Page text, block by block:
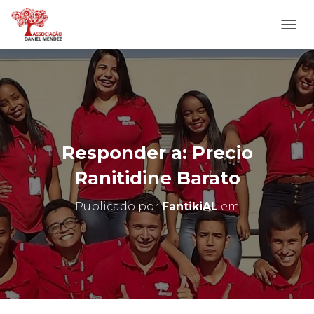
L
T
E
R
N
A
N
A
E
G
O
Responder a: Precio
Ranitidine Barato
Publicado porFantikiALem